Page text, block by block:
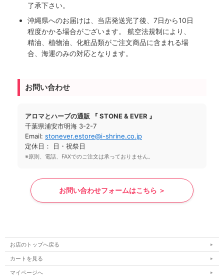
了承下さい。
沖縄県へのお届けは、当店発送完了後、7日から10日
程度かかる場合がございます。 航空法規制により、
精油、植物油、化粧品類がご注文商品に含まれる場
合、海運のみの対応となります。
お問い合わせ
アロマとハーブの通販 『 STONE & EVER 』
千葉県浦安市明海 3-2-7
Email: stonever.estore@i-shrine.co.jp
定休日： 日・祝祭日
※原則、電話、FAXでのご注文は承っておりません。
お問い合わせフォームはこちら ＞
お店のトップへ戻る
カートを見る
マイページへ